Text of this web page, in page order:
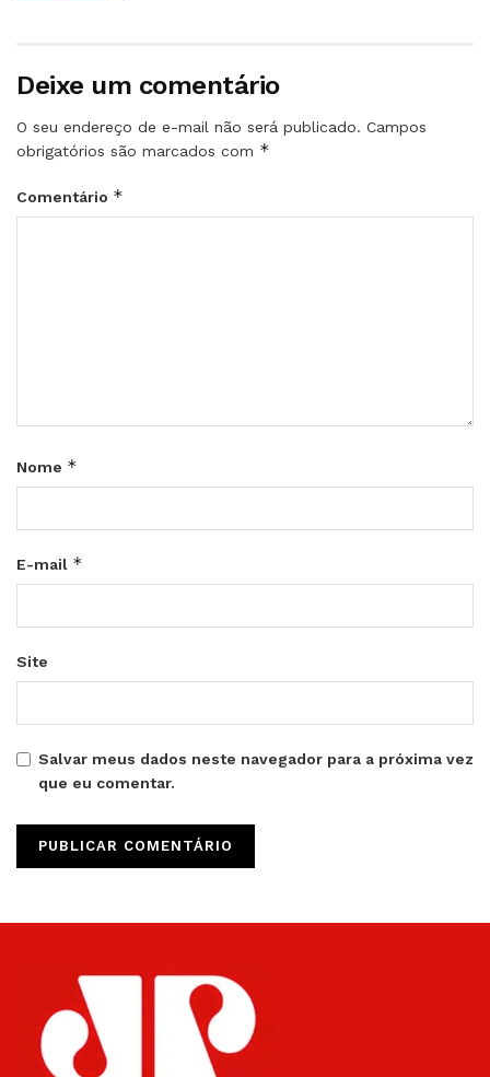
Deixe um comentário
O seu endereço de e-mail não será publicado. Campos
obrigatórios são marcados com *
Comentário *
Nome *
E-mail *
Site
Salvar meus dados neste navegador para a próxima vez
que eu comentar.